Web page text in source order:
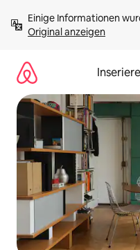
Inhalten
springenOriginal anzeigen